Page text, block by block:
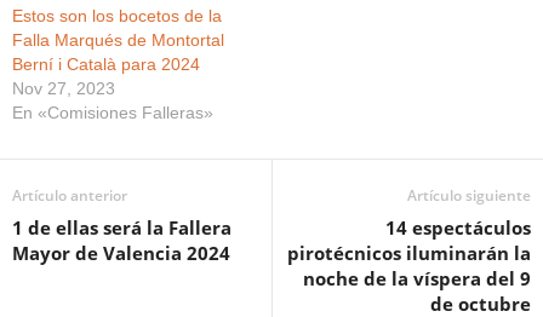
Estos son los bocetos de la
Falla Marqués de Montortal
Berní i Català para 2024
Nov 27, 2023
En «Comisiones Falleras»
Artículo anterior
1 de ellas será la Fallera
Mayor de Valencia 2024
Artículo siguiente
14 espectáculos
pirotécnicos iluminarán la
noche de la víspera del 9
de octubre